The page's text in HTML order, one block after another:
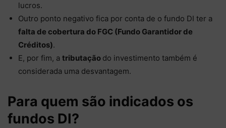
lucros.
Outro ponto negativo fica por conta de o fundo DI ter a
falta de cobertura do FGC (Fundo Garantidor de
Créditos).
E, por fim, a tributação do investimento também é
considerada uma desvantagem.
Para quem são indicados os
fundos DI?